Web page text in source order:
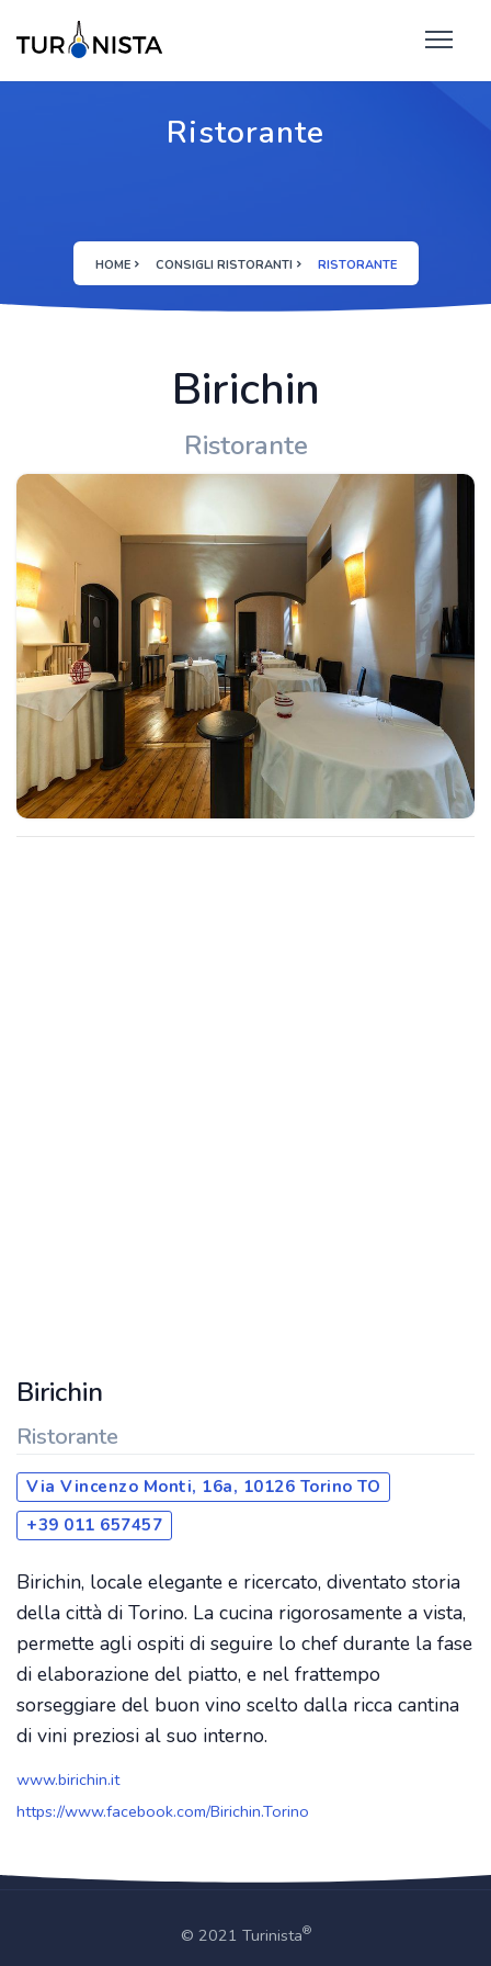
Ristorante
HOME CONSIGLI RISTORANTI RISTORANTE
Birichin
Ristorante
Birichin
Ristorante
Via Vincenzo Monti, 16a, 10126 Torino TO
+39 011 657457
Birichin, locale elegante e ricercato, diventato storia
della città di Torino. La cucina rigorosamente a vista,
permette agli ospiti di seguire lo chef durante la fase
di elaborazione del piatto, e nel frattempo
sorseggiare del buon vino scelto dalla ricca cantina
di vini preziosi al suo interno.
www.birichin.it
https://www.facebook.com/Birichin.Torino
© 2021 Turinista®